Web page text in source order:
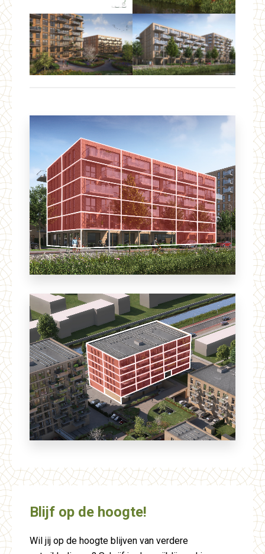
Blijf op de hoogte!
Wil jij op de hoogte blijven van verdere